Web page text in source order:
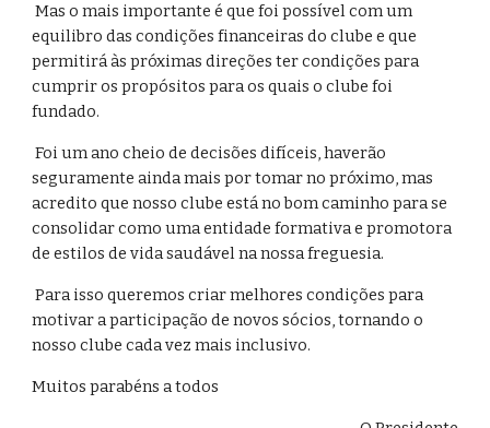
Mas o mais importante é que foi possível com um
equilibro das condições financeiras do clube e que
permitirá às próximas direções ter condições para
cumprir os propósitos para os quais o clube foi
fundado.
Foi um ano cheio de decisões difíceis, haverão
seguramente ainda mais por tomar no próximo, mas
acredito que nosso clube está no bom caminho para se
consolidar como uma entidade formativa e promotora
de estilos de vida saudável na nossa freguesia.
Para isso queremos criar melhores condições para
motivar a participação de novos sócios, tornando o
nosso clube cada vez mais inclusivo.
Muitos parabéns a todos